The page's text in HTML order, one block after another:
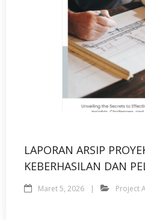
LAPORAN ARSIP
KEBERHASILAN DAN
Maret 5, 2026 Project